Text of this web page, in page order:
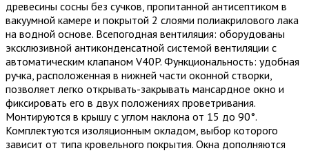
древесины сосны без сучков, пропитанной антисептиком в
вакуумной камере и покрытой 2 слоями полиакрилового лака
на водной основе. Всепогодная вентиляция: оборудованы
эксклюзивной антиконденсатной системой вентиляции с
автоматическим клапаном V40P. Функциональность: удобная
ручка, расположенная в нижней части оконной створки,
позволяет легко открывать-закрывать мансардное окно и
фиксировать его в двух положениях проветривания.
Монтируются в крышу с углом наклона от 15 до 90°.
Комплектуются изоляционным окладом, выбор которого
зависит от типа кровельного покрытия. Окна дополняются